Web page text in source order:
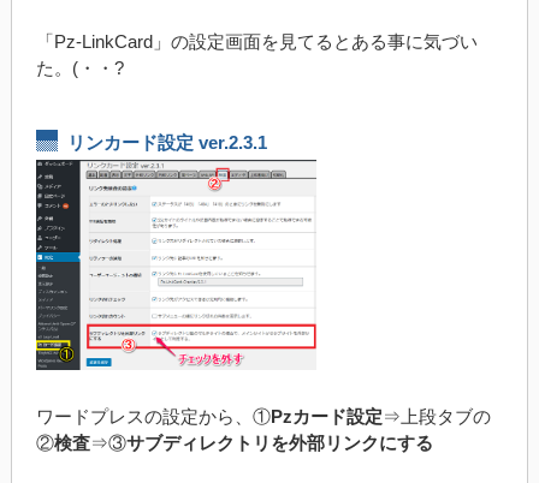
「Pz-LinkCard」の設定画面を見てるとある事に気づい
た。(・・?
リンカード設定 ver.2.3.1
ワードプレスの設定から、①Pzカード設定⇒上段タブの
②検査⇒③サブディレクトリを外部リンクにする